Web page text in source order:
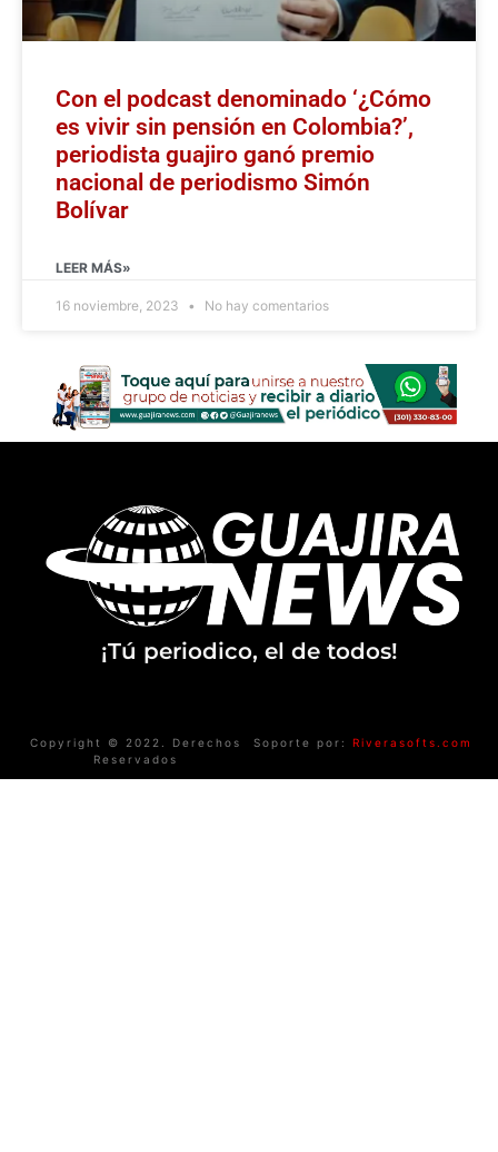
Con el podcast denominado ‘¿Cómo
es vivir sin pensión en Colombia?’,
periodista guajiro ganó premio
nacional de periodismo Simón
Bolívar
LEER MÁS»
16 noviembre, 2023 No hay comentarios
¡Tú periodico, el de todos!
Copyright © 2022. Derechos
Reservados
Soporte por: Riverasofts.com